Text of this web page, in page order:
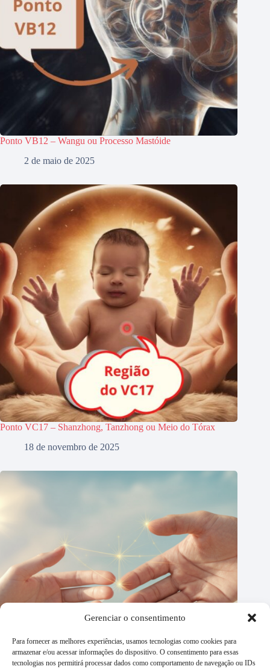
Gerenciar o consentimento
Para fornecer as melhores experiências, usamos tecnologias como cookies para
armazenar e/ou acessar informações do dispositivo. O consentimento para essas
tecnologias nos permitirá processar dados como comportamento de navegação ou IDs
Ponto VB12 – Wangu ou Processo Mastóide
2 de maio de 2025
Ponto VC17 – Shanzhong, Tanzhong ou Meio do Tórax
18 de novembro de 2025